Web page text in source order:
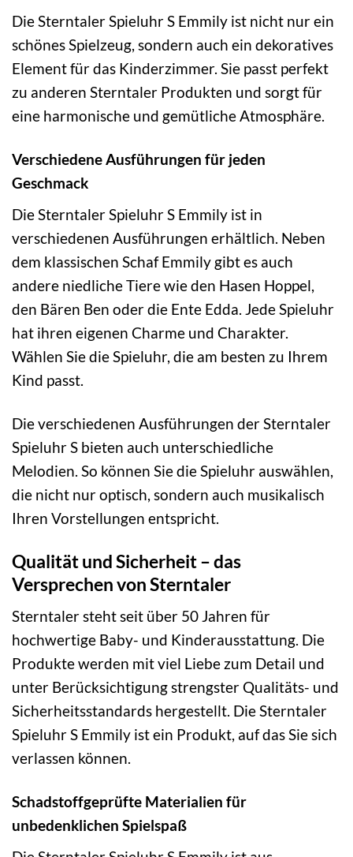
Die Sterntaler Spieluhr S Emmily ist nicht nur ein
schönes Spielzeug, sondern auch ein dekoratives
Element für das Kinderzimmer. Sie passt perfekt
zu anderen Sterntaler Produkten und sorgt für
eine harmonische und gemütliche Atmosphäre.
Verschiedene Ausführungen für jeden
Geschmack
Die Sterntaler Spieluhr S Emmily ist in
verschiedenen Ausführungen erhältlich. Neben
dem klassischen Schaf Emmily gibt es auch
andere niedliche Tiere wie den Hasen Hoppel,
den Bären Ben oder die Ente Edda. Jede Spieluhr
hat ihren eigenen Charme und Charakter.
Wählen Sie die Spieluhr, die am besten zu Ihrem
Kind passt.
Die verschiedenen Ausführungen der Sterntaler
Spieluhr S bieten auch unterschiedliche
Melodien. So können Sie die Spieluhr auswählen,
die nicht nur optisch, sondern auch musikalisch
Ihren Vorstellungen entspricht.
Qualität und Sicherheit – das
Versprechen von Sterntaler
Sterntaler steht seit über 50 Jahren für
hochwertige Baby- und Kinderausstattung. Die
Produkte werden mit viel Liebe zum Detail und
unter Berücksichtigung strengster Qualitäts- und
Sicherheitsstandards hergestellt. Die Sterntaler
Spieluhr S Emmily ist ein Produkt, auf das Sie sich
verlassen können.
Schadstoffgeprüfte Materialien für
unbedenklichen Spielspaß